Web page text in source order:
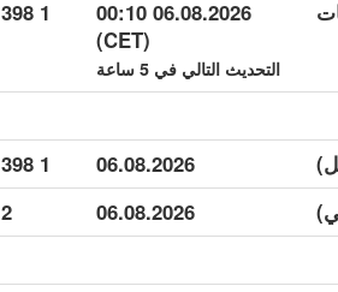
06.08.2026 00:10
(CET)
التحديث التالي في 5 ساعة
1 398
06.08.2026
1 398
06.08.2026
2